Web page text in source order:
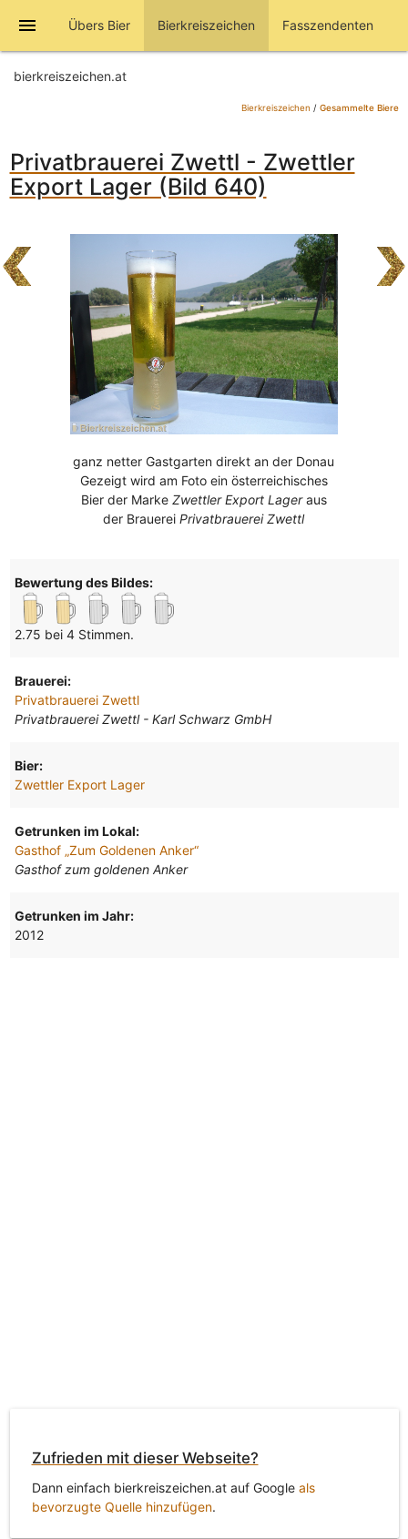
menu Übers Bier Bierkreiszeichen Fasszendenten
bierkreiszeichen.at
Bierkreiszeichen / Gesammelte Biere
Privatbrauerei Zwettl - Zwettler
Export Lager (Bild 640)
ganz netter Gastgarten direkt an der Donau
Gezeigt wird am Foto ein österreichisches
Bier der Marke Zwettler Export Lageraus
der BrauereiPrivatbrauerei Zwettl
Bewertung des Bildes:
2.75 bei 4 Stimmen.
Brauerei:
Privatbrauerei Zwettl
Privatbrauerei Zwettl - Karl Schwarz GmbH
Bier:
Zwettler Export Lager
Getrunken im Lokal:
Gasthof „Zum Goldenen Anker“
Gasthof zum goldenen Anker
Getrunken im Jahr:
2012
Zufrieden mit dieser Webseite?
Dann einfach bierkreiszeichen.at auf Google als
bevorzugte Quelle hinzufügen.